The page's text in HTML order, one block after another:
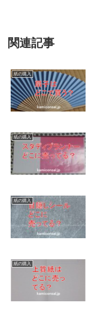
関連記事
紙の購入
紙の購入
紙の購入
紙の購入